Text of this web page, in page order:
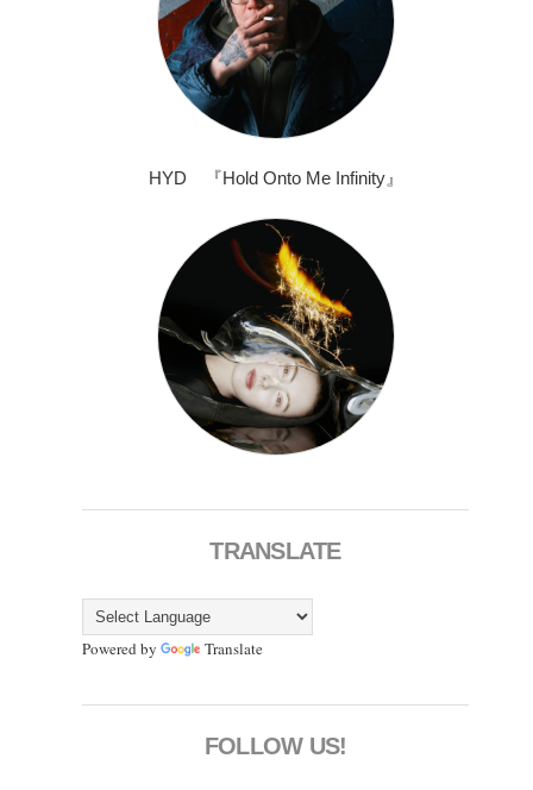
HYD 『Hold Onto Me Infinity』
TRANSLATE
Powered by Translate
FOLLOW US!